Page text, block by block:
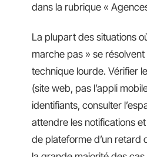
dans la rubrique «
La plupart des situations
marche pas » se
technique lourde. Vérifier
(site web, pas l’appli
identifiants, consulter
attendre les notifications
de plateforme d’un retard